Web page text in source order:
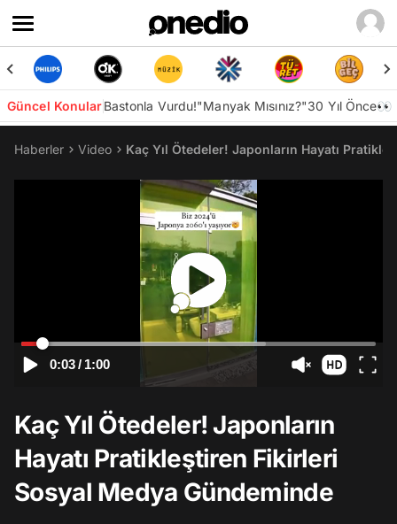
Güncel KonularBastonla Vurdu!"Manyak Mısınız?"30 Yıl Önce👀
Haberler Video Kaç Yıl Ötedeler! Japonların Hayatı
0:03/ 1:00
Kaç Yıl Ötedeler! Japonların
Hayatı Pratikleştiren Fikirleri
Sosyal Medya Gündeminde